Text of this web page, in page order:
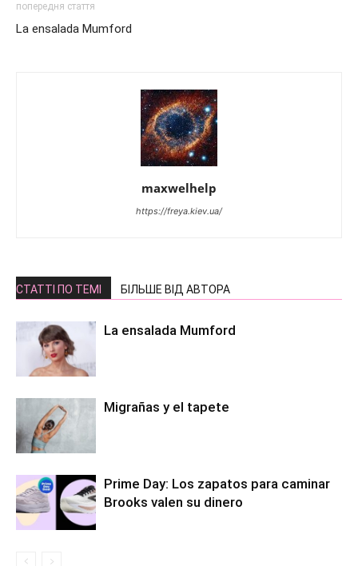
попередня стаття
La ensalada Mumford
maxwelhelp
https://freya.kiev.ua/
СТАТТІ ПО ТЕМІ БІЛЬШЕ ВІД АВТОРА
La ensalada Mumford
Migrañas y el tapete
Prime Day: Los zapatos para caminar
Brooks valen su dinero